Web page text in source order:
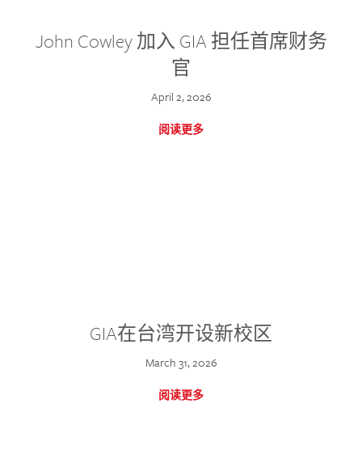
John Cowley 加入 GIA 担任首席财务
官
April 2, 2026
阅读更多
GIA在台湾开设新校区
March 31, 2026
阅读更多